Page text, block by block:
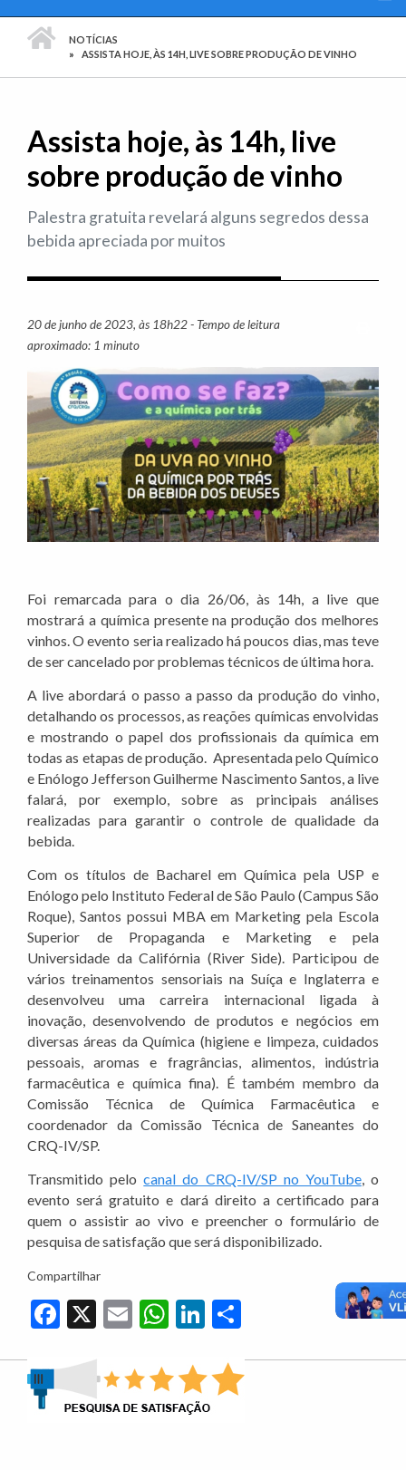
PÁGINA INICIAL
NOTÍCIAS
ASSISTA HOJE, ÀS 14H, LIVE SOBRE PRODUÇÃO DE VINHO
Assista hoje, às 14h, live
sobre produção de vinho
Palestra gratuita revelará alguns segredos dessa
bebida apreciada por muitos
20 de junho de 2023, às 18h22 - Tempo de leitura
aproximado: 1 minuto
Foi remarcada para o dia 26/06, às 14h, a live que
mostrará a química presente na produção dos melhores
vinhos. O evento seria realizado há poucos dias, mas teve
de ser cancelado por problemas técnicos de última hora.
A live abordará o passo a passo da produção do vinho,
detalhando os processos, as reações químicas envolvidas
e mostrando o papel dos profissionais da química em
todas as etapas de produção. Apresentada pelo Químico
e Enólogo Jefferson Guilherme Nascimento Santos, a live
falará, por exemplo, sobre as principais análises
realizadas para garantir o controle de qualidade da
bebida.
Com os títulos de Bacharel em Química pela USP e
Enólogo pelo Instituto Federal de São Paulo (Campus São
Roque), Santos possui MBA em Marketing pela Escola
Superior de Propaganda e Marketing e pela
Universidade da Califórnia (River Side). Participou de
vários treinamentos sensoriais na Suíça e Inglaterra e
desenvolveu uma carreira internacional ligada à
inovação, desenvolvendo de produtos e negócios em
diversas áreas da Química (higiene e limpeza, cuidados
pessoais, aromas e fragrâncias, alimentos, indústria
farmacêutica e química fina). É também membro da
Comissão Técnica de Química Farmacêutica e
coordenador da Comissão Técnica de Saneantes do
CRQ-IV/SP.
Transmitido pelocanal do CRQ-IV/SP no YouTube, o
evento será gratuito e dará direito a certificado para
quem o assistir ao vivo e preencher o formulário de
pesquisa de satisfação que será disponibilizado.
Compartilhar
Facebook
X EmailWhatsApp
LinkedIn